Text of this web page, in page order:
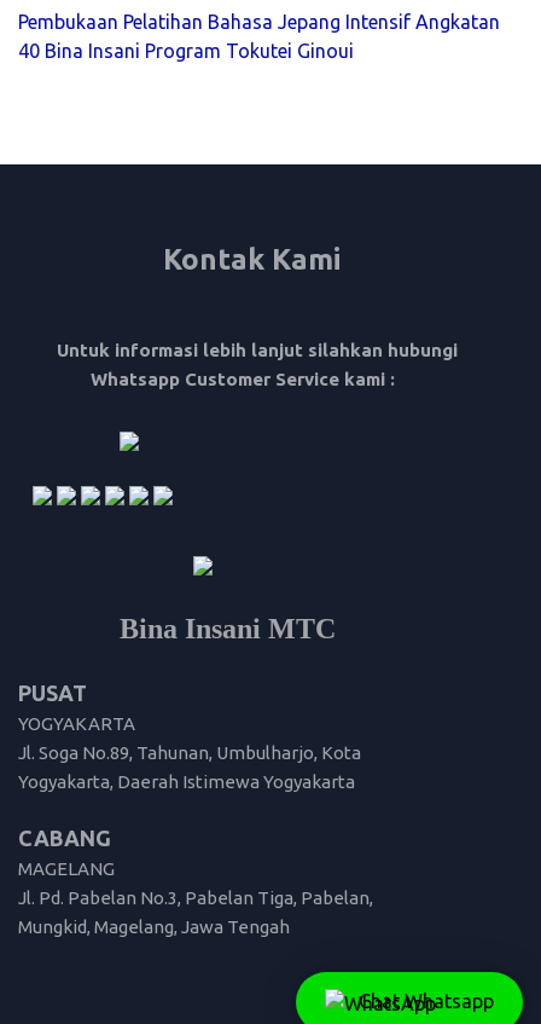
Chat Whatsapp
Pembukaan Pelatihan Bahasa Jepang Intensif Angkatan
40 Bina Insani Program Tokutei Ginoui
Kontak Kami
Untuk informasi lebih lanjut silahkan hubungi
Whatsapp Customer Service kami :
Bina Insani MTC
PUSAT
YOGYAKARTA
Jl. Soga No.89, Tahunan, Umbulharjo, Kota
Yogyakarta, Daerah Istimewa Yogyakarta
CABANG
MAGELANG
Jl. Pd. Pabelan No.3, Pabelan Tiga, Pabelan,
Mungkid, Magelang, Jawa Tengah